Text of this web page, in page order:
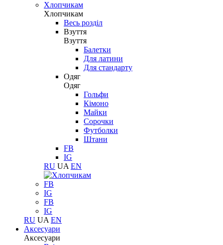
Хлопчикам
Хлопчикам
Весь розділ
Взуття
Взуття
Балетки
Для латини
Для стандарту
Одяг
Одяг
Гольфи
Кімоно
Майки
Сорочки
Футболки
Штани
FB
IG
RU UA EN
FB
IG
FB
IG
RU UA EN
Аксесуари
Аксесуари